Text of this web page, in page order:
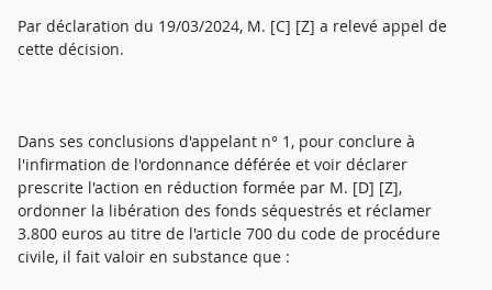
Par déclaration du 19/03/2024, M. [C] [Z] a relevé appel de
cette décision.
Dans ses conclusions d'appelant n° 1, pour conclure à
l'infirmation de l'ordonnance déférée et voir déclarer
prescrite l'action en réduction formée par M. [D] [Z],
ordonner la libération des fonds séquestrés et réclamer
3.800 euros au titre de l'article 700 du code de procédure
civile, il fait valoir en substance que :